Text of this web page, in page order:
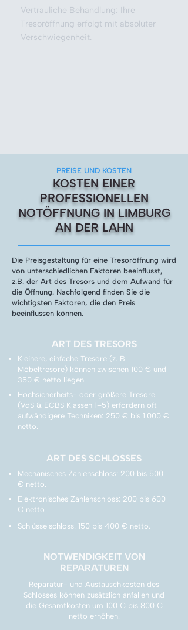
Vertrauliche Behandlung: Ihre
Tresoröffnung erfolgt mit absoluter
Verschwiegenheit.
PREISE UND KOSTEN
KOSTEN EINER
PROFESSIONELLEN
NOTÖFFNUNG IN LIMBURG
AN DER LAHN
Die Preisgestaltung für eine Tresoröffnung wird
von unterschiedlichen Faktoren beeinflusst,
z.B. der Art des Tresors und dem Aufwand für
die Öffnung. Nachfolgend finden Sie die
wichtigsten Faktoren, die den Preis
beeinflussen können.
ART DES TRESORS
Kleinere, einfache Tresore (z. B.
Möbeltresore) können zwischen 100 € und
350 € netto liegen.
Hochsicherheits- oder größere Tresore
(VdS & ECBS Klassen 1–5) erfordern oft
aufwändigere Techniken: 250 € bis 1.000 €
netto.
ART DES SCHLOSSES
Mechanisches Zahlenschloss: 200 bis 500
€ netto.
Elektronisches Zahlenschloss: 200 bis 600
€ netto
Schlüsselschloss: 150 bis 400 € netto.
NOTWENDIGKEIT VON
REPARATUREN
Reparatur- und Austauschkosten des
Schlosses können zusätzlich anfallen und
die Gesamtkosten um 100 € bis 800 €
netto erhöhen.